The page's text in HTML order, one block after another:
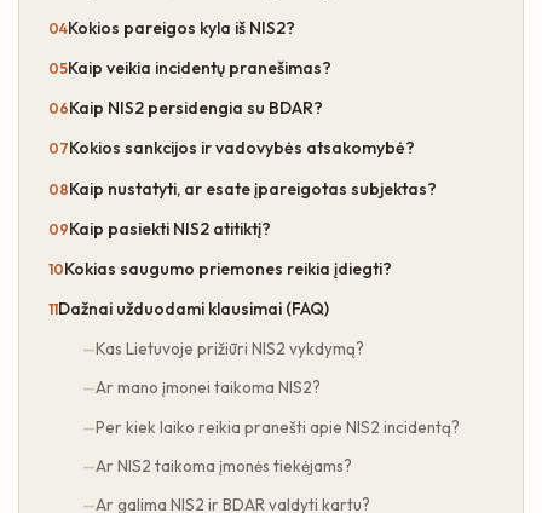
Kokios pareigos kyla iš NIS2?
Kaip veikia incidentų pranešimas?
Kaip NIS2 persidengia su BDAR?
Kokios sankcijos ir vadovybės atsakomybė?
Kaip nustatyti, ar esate įpareigotas subjektas?
Kaip pasiekti NIS2 atitiktį?
Kokias saugumo priemones reikia įdiegti?
Dažnai užduodami klausimai (FAQ)
Kas Lietuvoje prižiūri NIS2 vykdymą?
Ar mano įmonei taikoma NIS2?
Per kiek laiko reikia pranešti apie NIS2 incidentą?
Ar NIS2 taikoma įmonės tiekėjams?
Ar galima NIS2 ir BDAR valdyti kartu?